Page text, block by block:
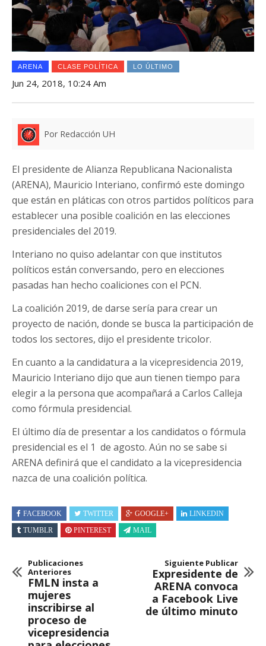
ARENA CLASE POLÍTICA LO ÚLTIMO
Jun 24, 2018, 10:24 Am
Por Redacción UH
El presidente de Alianza Republicana Nacionalista
(ARENA), Mauricio Interiano, confirmó este domingo
que están en pláticas con otros partidos políticos para
establecer una posible coalición en las elecciones
presidenciales del 2019.
Interiano no quiso adelantar con que institutos
políticos están conversando, pero en elecciones
pasadas han hecho coaliciones con el PCN.
La coalición 2019, de darse sería para crear un
proyecto de nación, donde se busca la participación de
todos los sectores, dijo el presidente tricolor.
En cuanto a la candidatura a la vicepresidencia 2019,
Mauricio Interiano dijo que aun tienen tiempo para
elegir a la persona que acompañará a Carlos Calleja
como fórmula presidencial.
El último día de presentar a los candidatos o fórmula
presidencial es el 1 de agosto. Aún no se sabe si
ARENA definirá que el candidato a la vicepresidencia
nazca de una coalición política.
FACEBOOK TWITTER GOOGLE+
LINKEDIN
TUMBLR
PINTEREST MAIL
Publicaciones
Anteriores
FMLN insta a
mujeres
inscribirse al
proceso de
vicepresidencia
Siguiente Publicar
Expresidente de
ARENA convoca
a Facebook Live
de último minuto